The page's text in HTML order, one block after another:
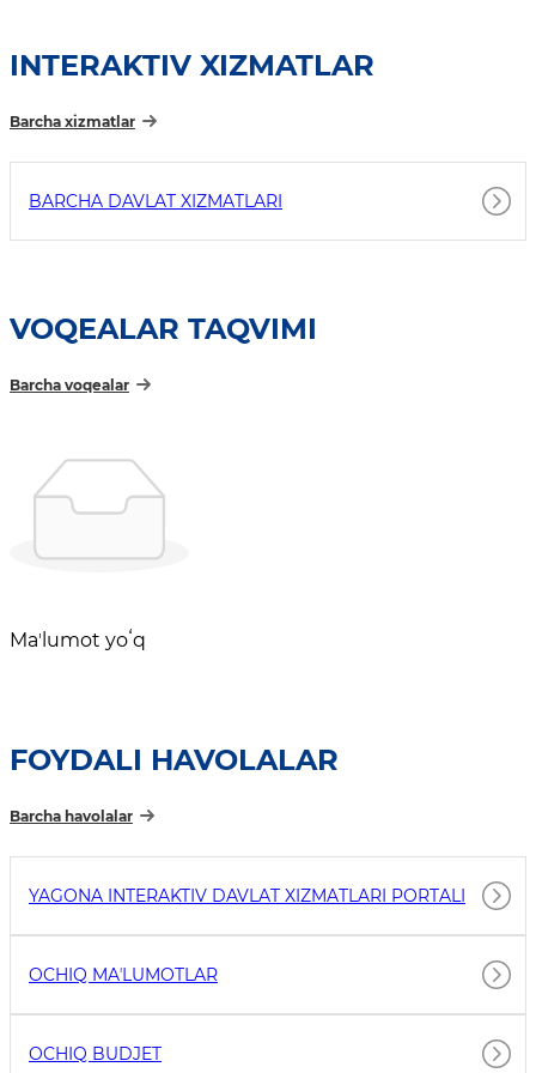
INTERAKTIV XIZMATLAR
Barcha xizmatlar
BARCHA DAVLAT XIZMATLARI
VOQEALAR TAQVIMI
Barcha voqealar
Maʼlumot yoʻq
FOYDALI HAVOLALAR
Barcha havolalar
YAGONA INTERAKTIV DAVLAT XIZMATLARI PORTALI
OCHIQ MAʼLUMOTLAR
OCHIQ BUDJET